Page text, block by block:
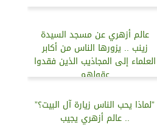
عالم أزهري عن مسجد السيدة
زينب .. يزورها الناس من أكابر
العلماء إلى المجاذيب الذين فقدوا
عقولهم
”لماذا يحب الناس زيارة آل البيت؟”
.. عالم أزهري يجيب